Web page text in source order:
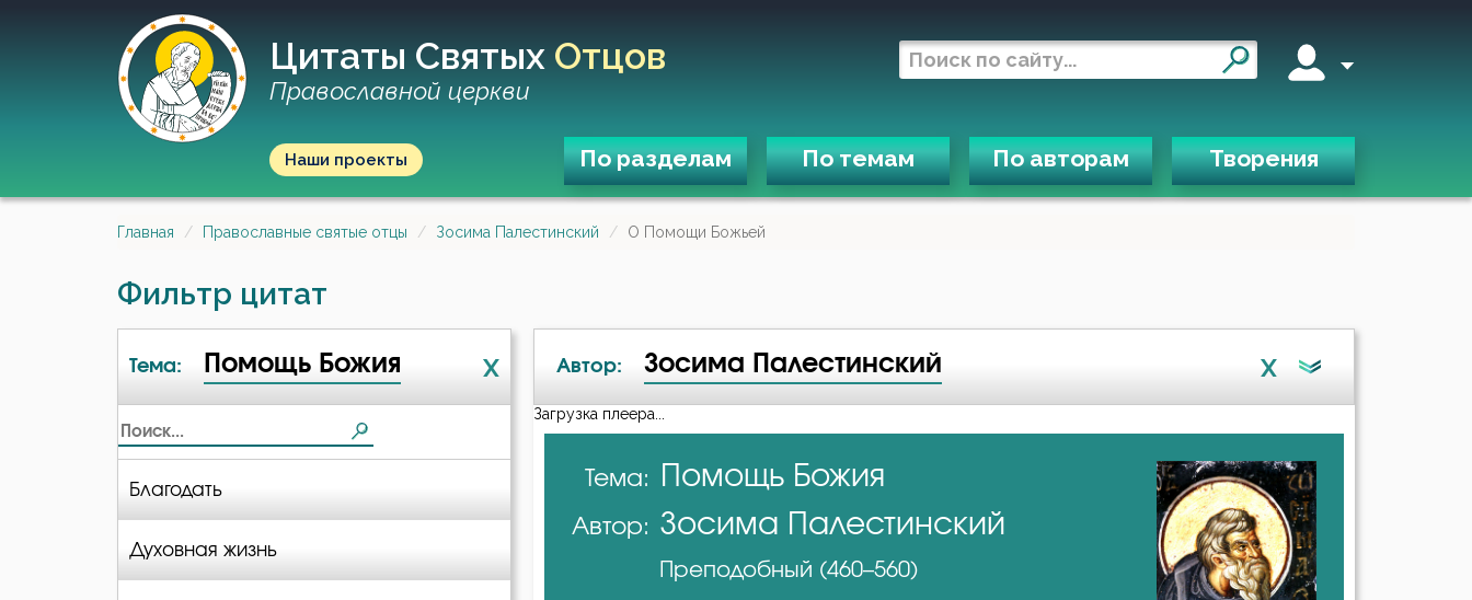
Цитаты Святых Отцов
Православной церкви
Наши проекты По разделам По темам По авторам Творения
Главная Православные святые отцы Зосима Палестинский О Помощи Божьей
Фильтр цитат
Тема: Помощь Божия X
Благодать
Духовная жизнь
Автор: Зосима Палестинский X
А-я
Авва Дорофей
Загрузка плеера...
Тема: Помощь Божия
Автор: Зосима Палестинский
Преподобный (460–560)